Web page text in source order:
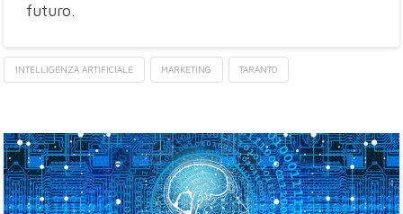
futuro.
INTELLIGENZA ARTIFICIALE MARKETING TARANTO